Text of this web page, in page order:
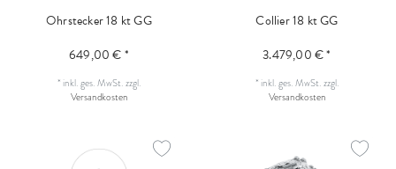
Ohrstecker 18 kt GG
649,00 € *
* inkl. ges. MwSt.zzgl.
Versandkosten
Collier 18 kt GG
3.479,00 € *
* inkl. ges. MwSt.zzgl.
Versandkosten